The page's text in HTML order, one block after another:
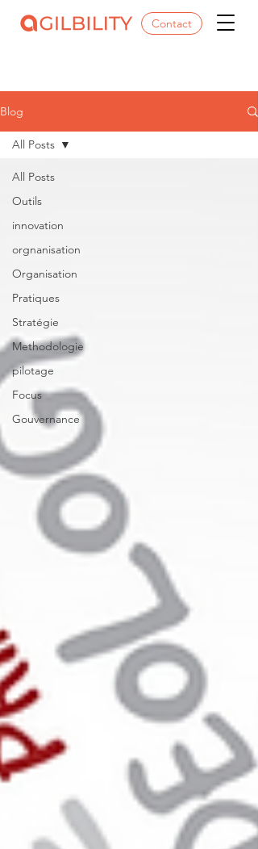
Contact
Blog
All Posts
Outils
innovation
orgnanisation
Organisation
Pratiques
Stratégie
Methodologie
pilotage
Focus
Gouvernance
All Posts